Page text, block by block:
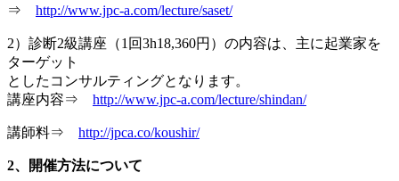
⇒ http://www.jpc-a.com/lecture/saset/
2）診断2級講座（1回3h18,360円）の内容は、主に起業家を
ターゲット
としたコンサルティングとなります。
講座内容⇒ http://www.jpc-a.com/lecture/shindan/
講師料⇒ http://jpca.co/koushir/
2、開催方法について